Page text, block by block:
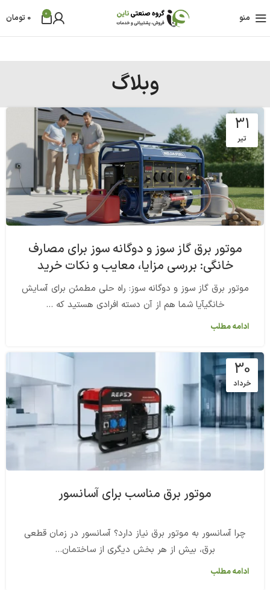
منو 0
0 تومان
وبلاگ
31
تیر
موتور برق گاز سوز و دوگانه سوز برای مصارف
خانگی: بررسی مزایا، معایب و نکات خرید
موتور برق گاز سوز و دوگانه سوز: راه حلی مطمئن برای آسایش
خانگیآیا شما هم از آن دسته افرادی هستید که ...
ادامه مطلب
30
خرداد
موتور برق مناسب برای آسانسور
چرا آسانسور به موتور برق نیاز دارد؟ آسانسور در زمان قطعی
برق، بیش از هر بخش دیگری از ساختمان...
ادامه مطلب